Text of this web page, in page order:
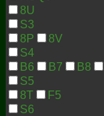
8U
S3
8P
8V
S4
B6
B7 B8
S5
8T
F5
S6